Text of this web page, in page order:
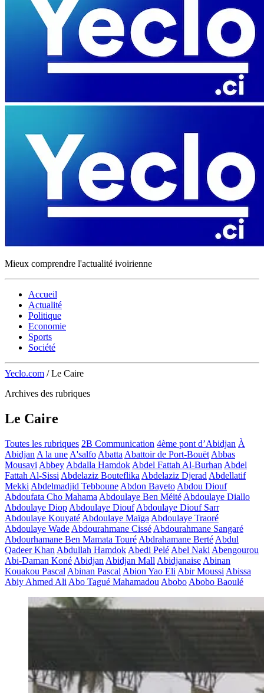
Mieux comprendre l'actualité ivoirienne
Accueil
Actualité
Politique
Economie
Sports
Société
Yeclo.com / Le Caire
Archives des rubriques
Le Caire
Toutes les rubriques 2B Communication 4ème pont d’Abidjan À
Abidjan A la une A'salfo Abatta Abattoir de Port-Bouët Abbas
Mousavi Abbey Abdalla Hamdok Abdel Fattah Al-Burhan Abdel
Fattah Al-Sissi Abdelaziz Bouteflika Abdelaziz Djerad Abdellatif
Mekki Abdelmadjid Tebboune Abdon Bayeto Abdou Diouf
Abdoufata Cho Mahama Abdoulaye Ben Méité Abdoulaye Diallo
Abdoulaye Diop Abdoulaye Diouf Abdoulaye Diouf Sarr
Abdoulaye Kouyaté Abdoulaye Maïga Abdoulaye Traoré
Abdoulaye Wade Abdourahmane Cissé Abdourahmane Sangaré
Abdourhamane Ben Mamata Touré Abdrahamane Berté Abdul
Qadeer Khan Abdullah Hamdok Abedi Pelé Abel Naki Abengourou
Abi-Daman Koné Abidjan Abidjan Mall Abidjanaise Abinan
Kouakou Pascal Abinan Pascal Abion Yao Eli Abir Moussi Abissa
Abiy Ahmed Ali Abo Tagué Mahamadou Abobo Abobo Baoulé